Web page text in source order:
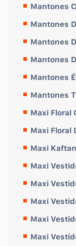
Mantones
Mantones
Mantones
Mantones
Mantones
Mantones
Maxi Floral
Maxi Floral
Maxi
Maxi
Maxi
Maxi
Maxi
Maxi